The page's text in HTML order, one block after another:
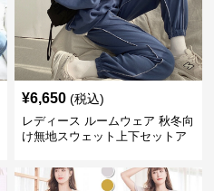
¥6,650 (税込)
レディース ルームウェア 秋冬向
け無地スウェット上下セットア